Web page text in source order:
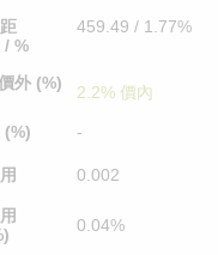
/ %
459.49 / 1.77%
外 (%) 2.2% 價內
(%) -
0.002
0.04%